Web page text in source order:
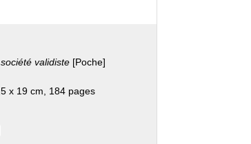
validiste[Poche]
x 19 cm, 184 pages